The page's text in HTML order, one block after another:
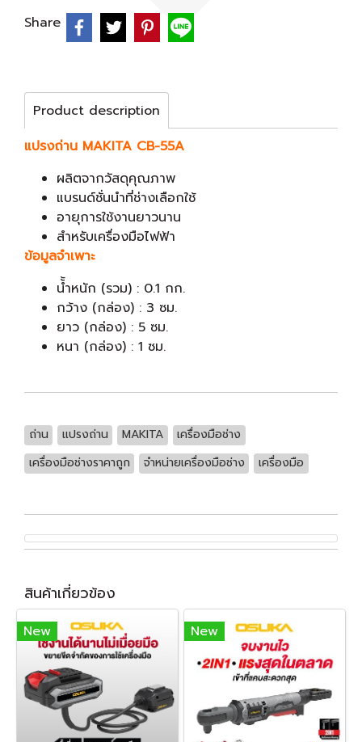
Share
Product description
แปรงถ่าน MAKITA CB-55A
ผลิตจากวัสดุคุณภาพ
แบรนด์ชั่นนำที่ช่างเลือกใช้
อายุการใช้งานยาวนาน
สำหรับเครื่องมือไฟฟ้า
ข้อมูลจำเพาะ
น้้ำหนัก (รวม) : 0.1 กก.
กว้าง (กล่อง) : 3 ซม.
ยาว (กล่อง) : 5 ซม.
หนา (กล่อง) : 1 ซม.
ถ่าน แปรงถ่าน MAKITA
เครื่องมือช่าง
เครื่องมือช่างราคาถูก
จำหน่ายเครื่องมือช่าง เครื่องมือ
สินค้าเกี่ยวข้อง
New New